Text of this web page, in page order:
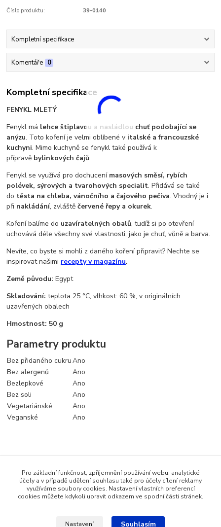
Číslo produktu: 39-0140
Kompletní specifikace
Komentáře 0
Kompletní specifikace
FENYKL MLETÝ
Fenykl má lehce štiplavou a nasládlou chuť podobající se
anýzu. Toto koření je velmi oblíbené v italské a francouzské
kuchyni. Mimo kuchyně se fenykl také používá k
přípravě bylinkových čajů.
Fenykl se využívá pro dochucení masových směsí, rybích
polévek, sýrových a tvarohových specialit. Přidává se také
do těsta na chleba, vánočního a čajového pečiva. Vhodný je i
při nakládání, zvláštěčervené řepy a okurek.
Koření balíme do uzavíratelných obalů, tudíž si po otevření
uchovává déle všechny své vlastnosti, jako je chuť, vůně a barva.
Nevíte, co byste si mohli z daného koření připravit? Nechte se
inspirovat našimi recepty v magazínu.
Země původu:Egypt
Skladování:teplota 25 °C, vlhkost: 60 %, v originálních
uzavřených obalech
Hmostnost: 50 g
Parametry produktu
Bez přidaného cukruAno
Bez alergenů
Ano
Bezlepkové
Ano
Bez soli
Ano
Vegetariánské
Ano
Veganské
Ano
Koření a dochucovadla
Bezlepkové potraviny
Pro základní funkčnost, zpříjemnění používání webu, analytické
účely a v případě udělení souhlasu také pro účely cílení reklamy
využíváme soubory cookies. Nastavení vlastních preferencí
cookies můžete kdykoli upravit odkazem ve spodní části stránek.
Nastavení Souhlasím